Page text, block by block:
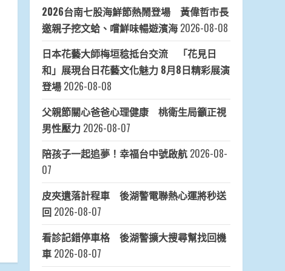
2026台南七股海鮮節熱鬧登場 黃偉哲市長
邀親子挖文蛤、嚐鮮味暢遊濱海 2026-08-08
日本花藝大師梅垣稔抵台交流 「花見日
和」展現台日花藝文化魅力 8月8日精彩展演
登場 2026-08-08
父親節關心爸爸心理健康 桃衛生局籲正視
男性壓力 2026-08-07
陪孩子一起追夢！幸福台中號啟航 2026-08-
07
皮夾遺落計程車 後湖警電聯熱心運將秒送
回 2026-08-07
看診記錯停車格 後湖警擴大搜尋幫找回機
車 2026-08-07